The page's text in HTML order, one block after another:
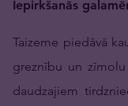
Iepirkšanās
Taizeme piedāvā
greznību un
daudzajiem